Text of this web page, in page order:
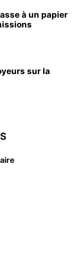
à un papier
sur la